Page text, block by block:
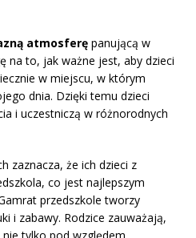
atmosferę panującą w
na to, jak ważne jest, aby dzieci
w miejscu, w którym
dnia. Dzięki temu dzieci
i uczestniczą w różnorodnych
zaznacza, że ich dzieci z
co jest najlepszym
przedszkole tworzy
i zabawy. Rodzice zauważają,